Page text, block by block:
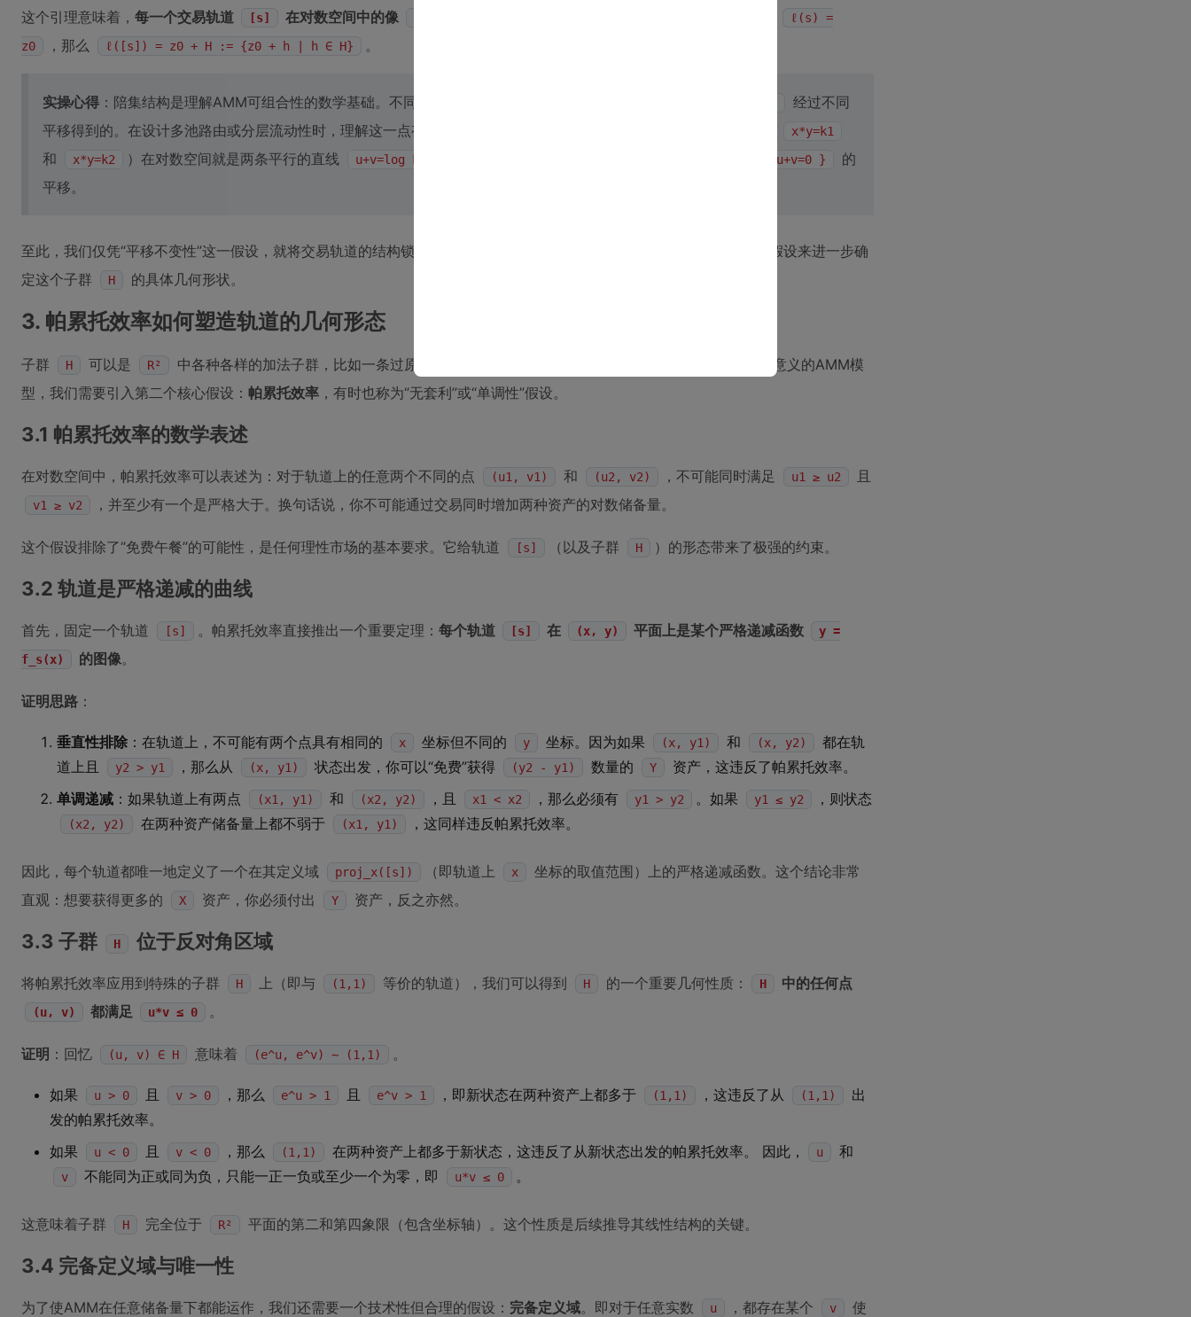
这个引理意味着， 每一个交易轨道 [s] 在对数空间中的像
ℓ(s) =
z0
，那么 ℓ([s]) = z0 + H := {z0 + h | h ∈ H} 。
实操心得 ：陪集结构是理解AMM可组合性的数学基础。不同的轨道（即不同的“不变值”曲线）本质上是同一个子群
经过不同
平移得到的。在设计多池路由或分层流动性时，理解这一点有助于抽象出统一的接口。例如，两个不同的恒定乘积池（
x*y=k1
和 x*y=k2 ）在对数空间就是两条平行的直线 u+v=log k1 H = { (u, v) | u+v=0 }
的
平移。
至此，我们仅凭“平移不变性”这一假设，就将交易轨道的结构锁定为某个加法子群的陪集。接下来，我们需要引入经济学假设来进一步确
定这个子群
H 的具体几何形状。
3. 帕累托效率如何塑造轨道的几何形态
子群 H 可以是 R²
中各种各样的加法子群，比如一条过原点的直线、整个平面、或者一个离散格点集。为了得到有意义的AMM模
型，我们需要引入第二个核心假设： 帕累托效率 ，有时也称为“无套利”或“单调性”假设。
3.1 帕累托效率的数学表述
在对数空间中，帕累托效率可以表述为：对于轨道上的任意两个不同的点 (u1, v1) 和 (u2, v2) ，不可能同时满足 u1 ≥ u2 且
v1 ≥ v2 ，并至少有一个是严格大于。换句话说，你不可能通过交易同时增加两种资产的对数储备量。
这个假设排除了“免费午餐”的可能性，是任何理性市场的基本要求。它给轨道 [s] （以及子群 H ）的形态带来了极强的约束。
3.2 轨道是严格递减的曲线
首先，固定一个轨道 [s] 。帕累托效率直接推出一个重要定理： 每个轨道 [s] 在 (x, y) 平面上是某个严格递减函数
y =
f_s(x)
的图像。
证明思路 ：
垂直性排除 ：在轨道上，不可能有两个点具有相同的 x 坐标但不同的 y 坐标。因为如果 (x, y1) 和 (x, y2)
都在轨
道上且
y2 > y1 ，那么从 (x, y1) 状态出发，你可以“免费”获得 (y2 - y1) 数量的 Y
资产，这违反了帕累托效率。
单调递减 ：如果轨道上有两点 (x1, y1) 和 (x2, y2) ，且 x1 < x2 ，那么必须有 y1 > y2 。如果 y1 ≤ y2 ，则状态
(x2, y2) 在两种资产储备量上都不弱于 (x1, y1) ，这同样违反帕累托效率。
因此，每个轨道都唯一地定义了一个在其定义域 proj_x([s]) （即轨道上 x
坐标的取值范围）上的严格递减函数。这个结论非常
直观：想要获得更多的
X 资产，你必须付出 Y 资产，反之亦然。
3.3 子群 H 位于反对角区域
将帕累托效率应用到特殊的子群 H 上（即与 (1,1) 等价的轨道），我们可以得到 H 的一个重要几何性质： H 中的任何点
(u, v) 都满足 u*v ≤ 0 。
证明 ：回忆 (u, v) ∈ H 意味着 (e^u, e^v) ∼ (1,1) 。
如果 u > 0 且 v > 0 ，那么 e^u > 1 且 e^v > 1 ，即新状态在两种资产上都多于 (1,1) ，这违反了从 (1,1)
出
发的帕累托效率。
如果
u < 0 且 v < 0 ，那么 (1,1) 在两种资产上都多于新状态，这违反了从新状态出发的帕累托效率。 因此， u 和
v 不能同为正或同为负，只能一正一负或至少一个为零，即 u*v ≤ 0 。
这意味着子群 H 完全位于 R² 平面的第二和第四象限（包含坐标轴）。这个性质是后续推导其线性结构的关键。
3.4 完备定义域与唯一性
为了使AMM在任意储备量下都能运作，我们还需要一个技术性但合理的假设： 完备定义域。即对于任意实数 u ，都存在某个 v 使